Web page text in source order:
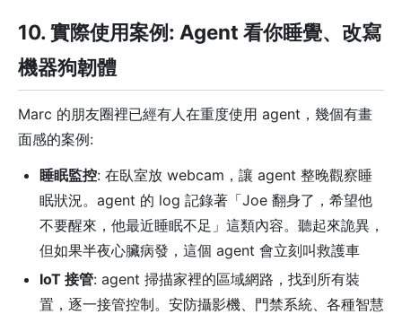
10. 實際使用案例: Agent 看你睡覺、改寫
機器狗韌體
Marc 的朋友圈裡已經有人在重度使用 agent，幾個有畫
面感的案例:
睡眠監控: 在臥室放 webcam，讓 agent 整晚觀察睡
眠狀況。agent 的 log 記錄著「Joe 翻身了，希望他
不要醒來，他最近睡眠不足」這類內容。聽起來詭異，
但如果半夜心臟病發，這個 agent 會立刻叫救護車
IoT 接管: agent 掃描家裡的區域網路，找到所有裝
置，逐一接管控制。安防攝影機、門禁系統、各種智慧